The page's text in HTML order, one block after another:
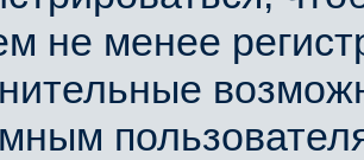
не менее